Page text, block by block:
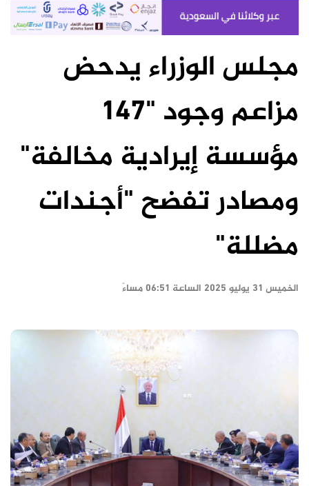
مجلس الوزراء يدحض
مزاعم وجود "147
مؤسسة إيرادية مخالفة"
ومصادر تفضح "أجندات
مضللة"
الخميس ٣١ يوليو ٢٠٢٥ الساعة ٠٦:٥١ مساءً